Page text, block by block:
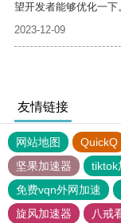
望开发者能够优化一下
2023-12-09
友情链接
网站地图 QuickQ
坚果加速器
tiktok
免费vqn外网加速
旋风加速器
八戒